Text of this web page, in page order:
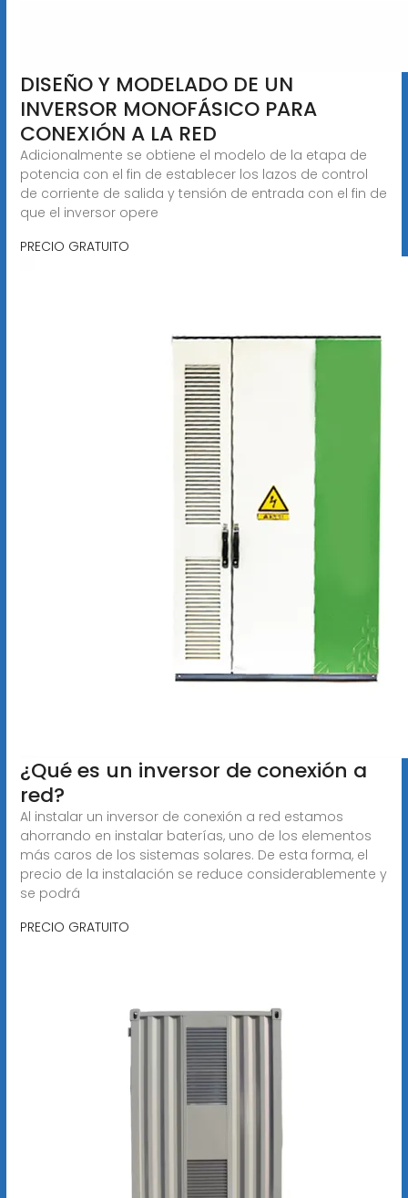
DISEÑO Y MODELADO DE UN
INVERSOR MONOFÁSICO PARA
CONEXIÓN A LA RED
Adicionalmente se obtiene el modelo de la etapa de
potencia con el fin de establecer los lazos de control
de corriente de salida y tensión de entrada con el fin de
que el inversor opere
PRECIO GRATUITO
¿Qué es un inversor de conexión a
red?
Al instalar un inversor de conexión a red estamos
ahorrando en instalar baterías, uno de los elementos
más caros de los sistemas solares. De esta forma, el
precio de la instalación se reduce considerablemente y
se podrá
PRECIO GRATUITO